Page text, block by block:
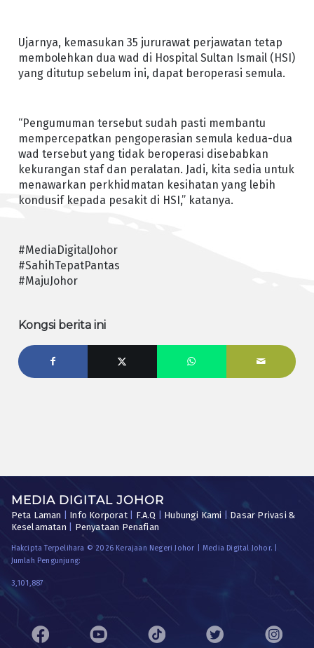
Ujarnya, kemasukan 35 jururawat perjawatan tetap
membolehkan dua wad di Hospital Sultan Ismail (HSI)
yang ditutup sebelum ini, dapat beroperasi semula.
“Pengumuman tersebut sudah pasti membantu
mempercepatkan pengoperasian semula kedua-dua
wad tersebut yang tidak beroperasi disebabkan
kekurangan staf dan peralatan. Jadi, kita sedia untuk
menawarkan perkhidmatan kesihatan yang lebih
kondusif kepada pesakit di HSI,” katanya.
#MediaDigitalJohor
#SahihTepatPantas
#MajuJohor
Kongsi berita ini
MEDIA DIGITAL JOHOR
Peta Laman Info Korporat| F.A.Q Hubungi Kami
Dasar Privasi &
Keselamatan
Penyataan Penafian
Hakcipta Terpelihara © 2026 Kerajaan Negeri Johor | Media Digital Johor. |
Jumlah Pengunjung:
3,101,887